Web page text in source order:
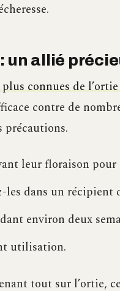
: un allié
connues de
contre de
précautions.
leur floraison pour
les dans un récipient
environ deux
utilisation.
tout sur l’ortie,